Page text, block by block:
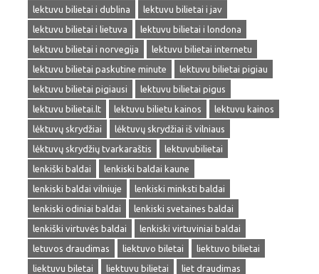
lektuvu bilietai i dublina
lektuvu bilietai i jav
lektuvu bilietai i lietuva
lektuvu bilietai i londona
lektuvu bilietai i norvegija
lektuvu bilietai internetu
lektuvu bilietai paskutine minute
lektuvu bilietai pigiau
lektuvu bilietai pigiausi
lektuvu bilietai pigus
lektuvu bilietai.lt
lektuvu bilietu kainos
lektuvu kainos
lėktuvų skrydžiai
lėktuvų skrydžiai iš vilniaus
lėktuvų skrydžių tvarkaraštis
lektuvubilietai
lenkiški baldai
lenkiski baldai kaune
lenkiski baldai vilniuje
lenkiski minksti baldai
lenkiski odiniai baldai
lenkiski svetaines baldai
lenkiški virtuvės baldai
lenkiski virtuviniai baldai
letuvos draudimas
liektuvo biletai
liektuvo bilietai
liektuvu biletai
liektuvu bilietai
liet draudimas